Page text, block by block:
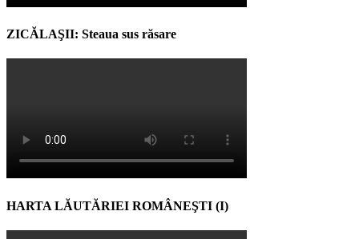
ZICĂLAŞII: Steaua sus răsare
HARTA LĂUTĂRIEI ROMÂNEŞTI (I)